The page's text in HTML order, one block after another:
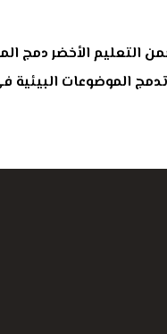
التعليم الأخضر دمج
الموضوعات البيئية